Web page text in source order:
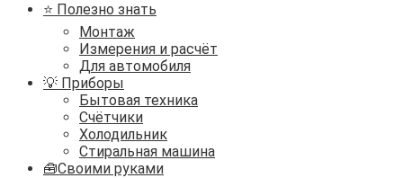
⭐ Полезно знать
Монтаж
Измерения и расчёт
Для автомобиля
💡 Приборы
Бытовая техника
Счётчики
Холодильник
Стиральная машина
🧰Своими руками